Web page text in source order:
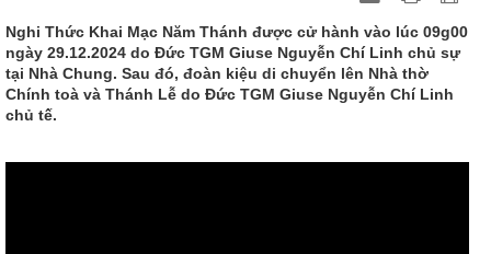
Nghi Thức Khai Mạc Năm Thánh được cử hành vào lúc 09g00
ngày 29.12.2024 do Đức TGM Giuse Nguyễn Chí Linh chủ sự
tại Nhà Chung. Sau đó, đoàn kiệu di chuyển lên Nhà thờ
Chính toà và Thánh Lễ do Đức TGM Giuse Nguyễn Chí Linh
chủ tế.